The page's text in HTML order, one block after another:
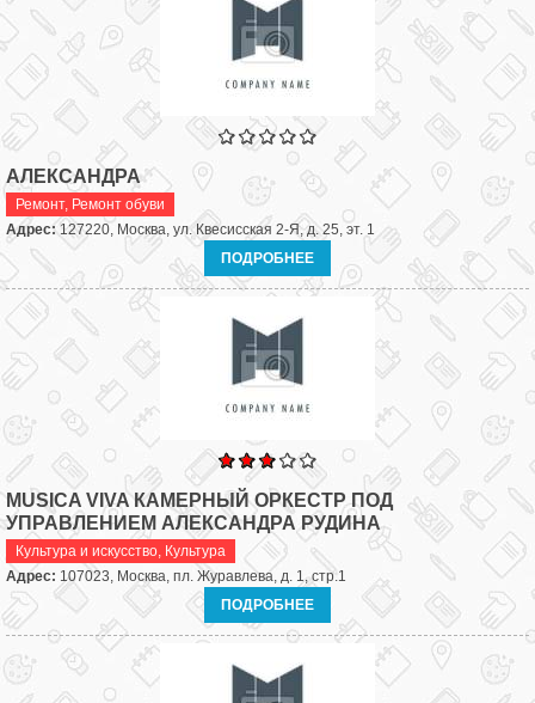
АЛЕКСАНДРА
Ремонт, Ремонт обуви
Адрес:127220, Москва, ул. Квесисская 2-Я, д. 25, эт. 1
ПОДРОБНЕЕ
MUSICA VIVA КАМЕРНЫЙ ОРКЕСТР ПОД
УПРАВЛЕНИЕМ АЛЕКСАНДРА РУДИНА
Культура и искусство, Культура
Адрес: 107023, Москва, пл. Журавлева, д. 1, стр.1
ПОДРОБНЕЕ